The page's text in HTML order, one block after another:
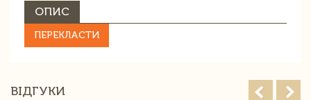
ОПИС
ПЕРЕКЛАСТИ
ВІДГУКИ